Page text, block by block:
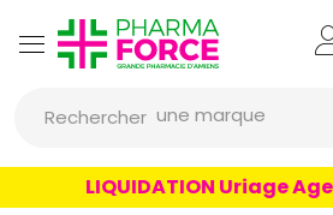
Rechercher
un produit
LIQUIDATION Uriage